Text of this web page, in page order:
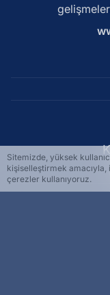
Sitemizde, yüksek
kişiselleştirmek
çerezler kullanıyoruz.